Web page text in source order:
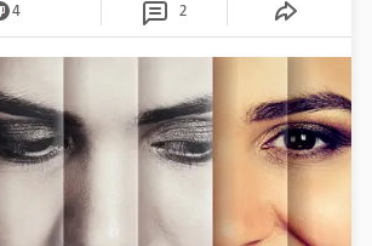
4 2